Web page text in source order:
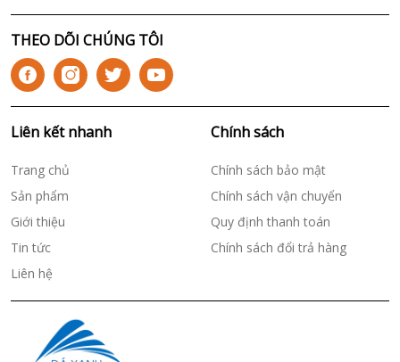
THEO DÕI CHÚNG TÔI
Liên kết nhanh
Trang chủ
Sản phẩm
Giới thiệu
Tin tức
Liên hệ
Chính sách
Chính sách bảo mật
Chính sách vận chuyển
Quy định thanh toán
Chính sách đổi trả hàng